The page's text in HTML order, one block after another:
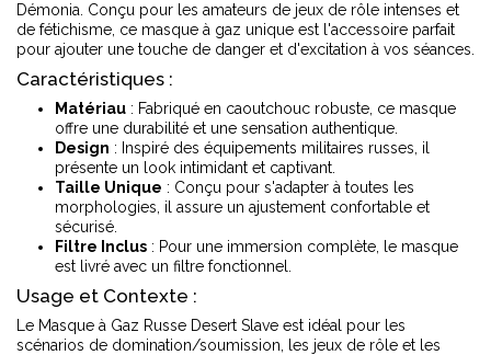
Démonia. Conçu pour les amateurs de jeux de rôle intenses et
de fétichisme, ce masque à gaz unique est l'accessoire parfait
pour ajouter une touche de danger et d'excitation à vos séances.
Caractéristiques :
Matériau : Fabriqué en caoutchouc robuste, ce masque
offre une durabilité et une sensation authentique.
Design : Inspiré des équipements militaires russes, il
présente un look intimidant et captivant.
Taille Unique : Conçu pour s'adapter à toutes les
morphologies, il assure un ajustement confortable et
sécurisé.
Filtre Inclus : Pour une immersion complète, le masque
est livré avec un filtre fonctionnel.
Usage et Contexte :
Le Masque à Gaz Russe Desert Slave est idéal pour les
scénarios de domination/soumission, les jeux de rôle et les